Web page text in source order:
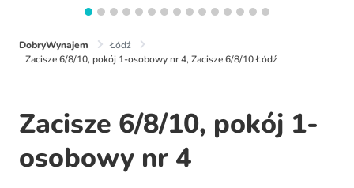
DobryWynajem
Łódź
Zacisze 6/8/10, pokój 1-osobowy nr 4, Zacisze 6/8/10 Łódź
Zacisze 6/8/10, pokój 1-
osobowy nr 4